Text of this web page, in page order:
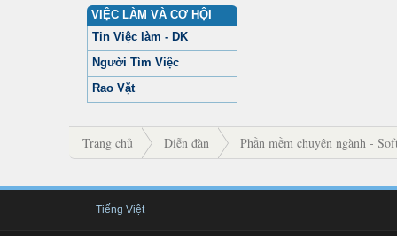
VIỆC LÀM VÀ CƠ HỘI
Tin Việc làm - DK
Người Tìm Việc
Rao Vặt
Trang chủ Diễn đàn Phần mềm chuyên ngành -
Tiếng Việt